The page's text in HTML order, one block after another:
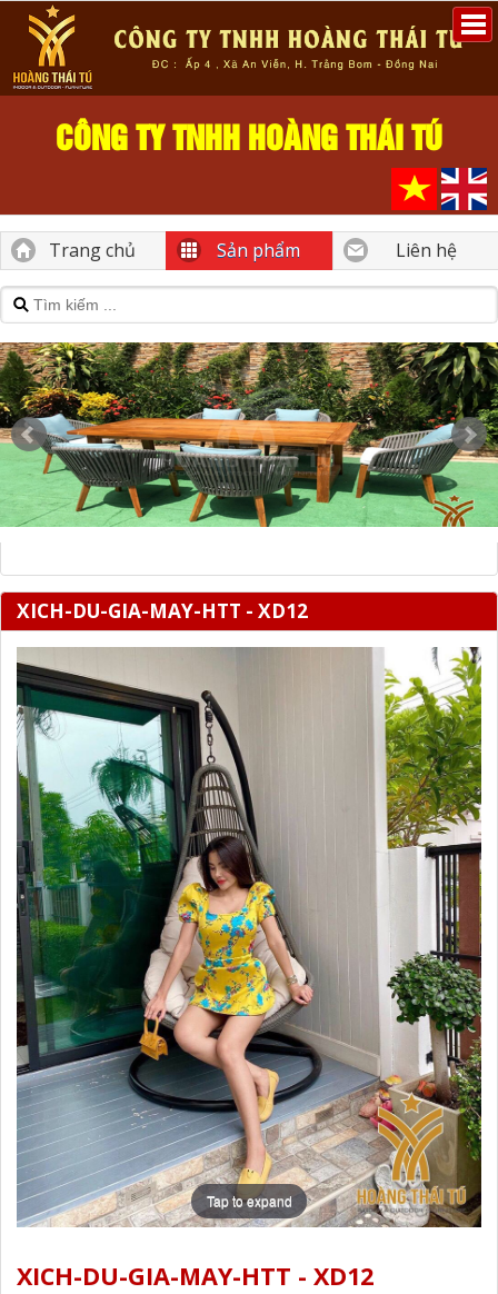
CÔNG TY TNHH HOÀNG THÁI TÚ
Trang chủ Sản phẩm Liên hệ
XICH-DU-GIA-MAY-HTT - XD12
Tap to expand
XICH-DU-GIA-MAY-HTT - XD12